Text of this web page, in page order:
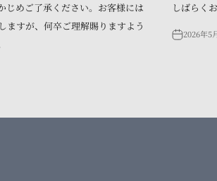
じめご了承ください。お客様には
ますが、何卒ご理解賜りますよう
しばらく
2026年5